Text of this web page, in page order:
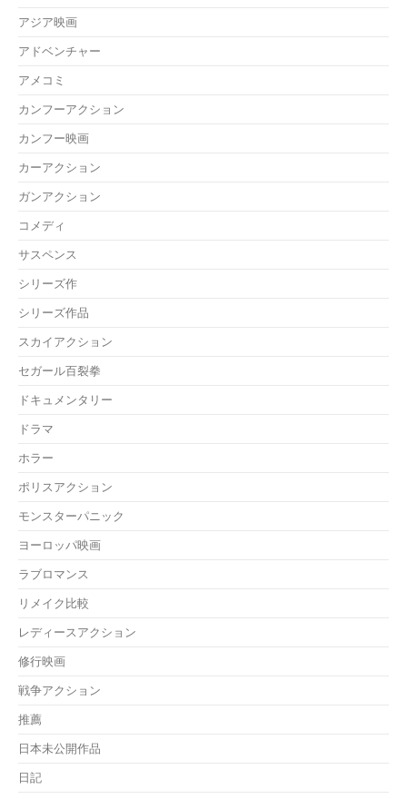
アジア映画
アドベンチャー
アメコミ
カンフーアクション
カンフー映画
カーアクション
ガンアクション
コメディ
サスペンス
シリーズ作
シリーズ作品
スカイアクション
セガール百裂拳
ドキュメンタリー
ドラマ
ホラー
ポリスアクション
モンスターパニック
ヨーロッパ映画
ラブロマンス
リメイク比較
レディースアクション
修行映画
戦争アクション
推薦
日本未公開作品
日記